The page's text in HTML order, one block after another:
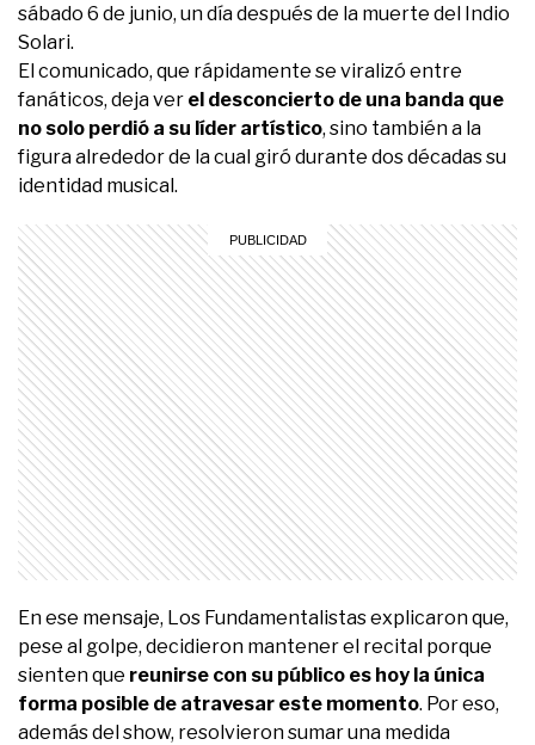
sábado 6 de junio, un día después de la muerte del Indio
Solari.
El comunicado, que rápidamente se viralizó entre
fanáticos, deja ver el desconcierto de una banda que
no solo perdió a su líder artístico, sino también a la
figura alrededor de la cual giró durante dos décadas su
identidad musical.
En ese mensaje, Los Fundamentalistas explicaron que,
pese al golpe, decidieron mantener el recital porque
sienten que reunirse con su público es hoy la única
forma posible de atravesar este momento. Por eso,
además del show, resolvieron sumar una medida